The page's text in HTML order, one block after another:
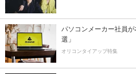
パソコンメーカー社員
選」
オリコンタイアップ特集